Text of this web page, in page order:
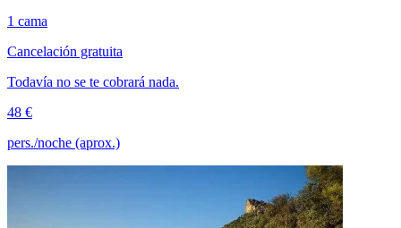
1 cama
Cancelación gratuita
Todavía no se te cobrará nada.
48 €
pers./noche (aprox.)